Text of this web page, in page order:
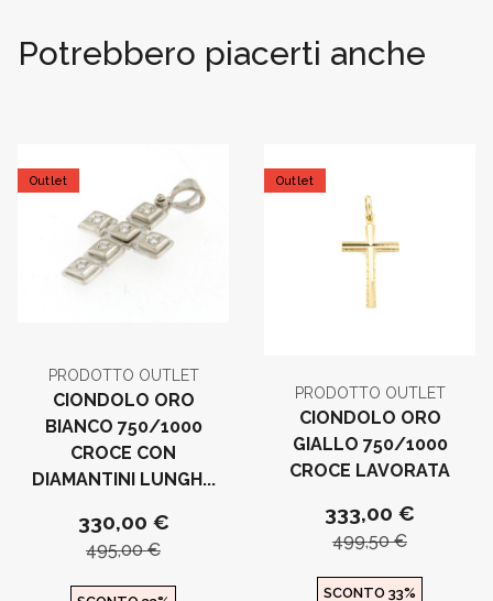
Potrebbero piacerti anche
Outlet
PRODOTTO OUTLET
CIONDOLO ORO
BIANCO 750/1000
CROCE CON
DIAMANTINI LUNGH...
330,00 €
495,00 €
Outlet
PRODOTTO OUTLET
CIONDOLO ORO
GIALLO 750/1000
CROCE LAVORATA
333,00 €
499,50 €
SCONTO 33%